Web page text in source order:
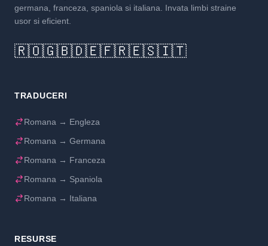
germana, franceza, spaniola si italiana. Invata limbi straine
usor si eficient.
🇷🇴🇬🇧🇩🇪🇫🇷🇪🇸🇮🇹
TRADUCERI
Romana → Engleza
Romana → Germana
Romana → Franceza
Romana → Spaniola
Romana → Italiana
RESURSE